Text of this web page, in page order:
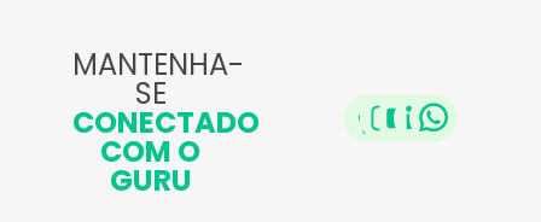
MANTENHA-
SE
CONECTADO
COM O
GURU